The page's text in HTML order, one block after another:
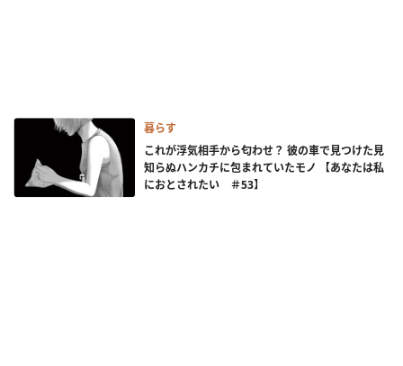
暮らす
これが浮気相手から匂わせ？ 彼の車で見つけた見
知らぬハンカチに包まれていたモノ 【あなたは私
におとされたい ＃53】